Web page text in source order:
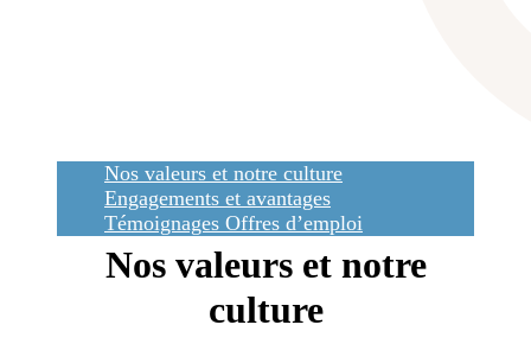
Nos valeurs et notre culture
Engagements et avantages
Témoignages Offres d’emploi
Nos valeurs et notre
culture